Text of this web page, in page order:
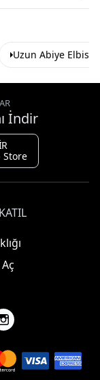
Uzun Abiye Elbise
İndir
Store